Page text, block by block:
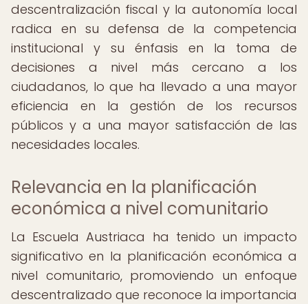
descentralización fiscal y la autonomía local
radica en su defensa de la competencia
institucional y su énfasis en la toma de
decisiones a nivel más cercano a los
ciudadanos, lo que ha llevado a una mayor
eficiencia en la gestión de los recursos
públicos y a una mayor satisfacción de las
necesidades locales.
Relevancia en la planificación
económica a nivel comunitario
La Escuela Austriaca ha tenido un impacto
significativo en la planificación económica a
nivel comunitario, promoviendo un enfoque
descentralizado que reconoce la importancia